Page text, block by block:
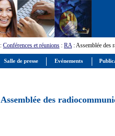
: Conférences et réunions : RA: Assemblée des
Assemblée des
Salle de presse Evénements